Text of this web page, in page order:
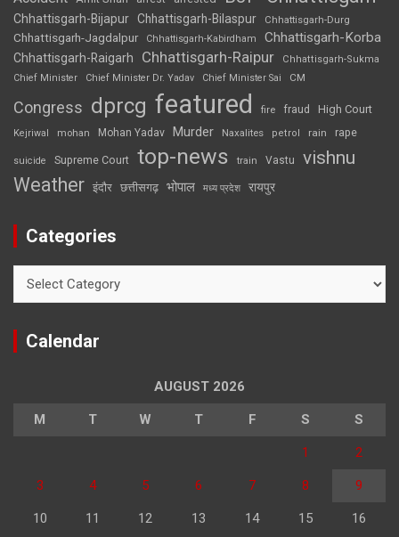
Chhattisgarh-Bijapur Chhattisgarh-Bilaspur Chhattisgarh-Durg
Chhattisgarh-Jagdalpur Chhattisgarh-Kabirdham Chhattisgarh-Korba
Chhattisgarh-Raigarh Chhattisgarh-Raipur
Chhattisgarh-Sukma
Chief Minister
Chief Minister Dr. Yadav Chief Minister Sai CM
Congress dprcg featured fire fraud High Court
Kejriwal mohan Mohan Yadav Murder Naxalites petrol rain rape
suicide Supreme Court top-news train Vastu vishnu
Weather इंदौर छत्तीसगढ़ भोपाल मध्य प्रदेश रायपुर
Categories
Calendar
AUGUST 2026
M T W T F S S
1 2
3 4 5 6 7 8 9
10 11 12 13 14 15 16